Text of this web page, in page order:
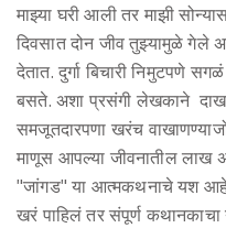
माझ्या घरी आली तर माझी
दिवसात दोन जीव तुझ्यामुळे गेले
देतात. दुर्गा बिचारी निमुटपणे
बसते. अशा प्रसंगी लेखकाने
समजूतदारपणा खरंच
माणूस आपल्या जीवनातील लाख
"जांगड" या आत्मकथनाचे यश
खरं पाहिलं तर संपूर्ण